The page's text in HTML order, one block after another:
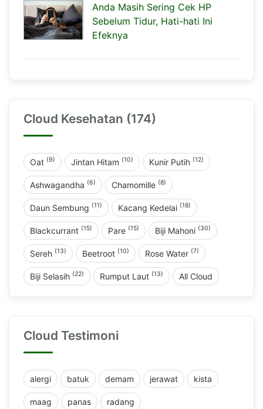
Anda Masih Sering Cek HP
Sebelum Tidur, Hati-hati Ini
Efeknya
Cloud Kesehatan (174)
Oat (9) Jintan Hitam (10) Kunir Putih (12)
Ashwagandha (6) Chamomille (8)
Daun Sembung (11) Kacang Kedelai (18)
Blackcurrant (15) Pare (15) Biji Mahoni (30)
Sereh (13) Beetroot (10) Rose Water (7)
Biji Selasih (22) Rumput Laut (13) All Cloud
Cloud Testimoni
alergi batuk demam jerawat kista
maag panas radang